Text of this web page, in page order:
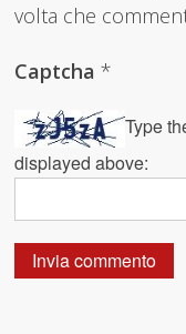
volta che
Captcha*
Type
displayed above: